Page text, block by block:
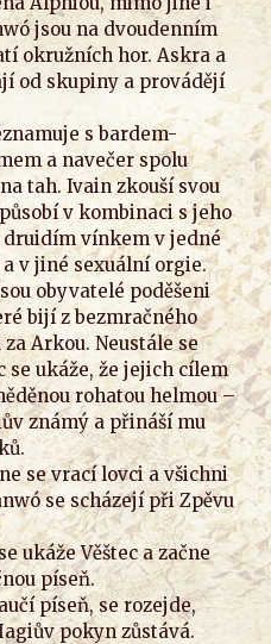
jsou na dvoudenním
okružních hor. Askra a
od skupiny a provádějí
s bardem-
a navečer spolu
tah. Ivain zkouší svou
v kombinaci s jeho
druidím vínkem v jedné
v jiné sexuální orgie.
obyvatelé poděšeni
bijí z bezmračného
Arkou. Neustále se
ukáže, že jejich cílem
rohatou helmou –
známý a přináší mu
se vrací lovci a všichni
se scházejí při Zpěvu
ukáže Věštec a začne
píseň.
píseň, se rozejde,
pokyn zůstává.